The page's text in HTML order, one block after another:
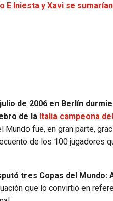
E Iniesta y Xavi se
de 2006 en Berlín
de la Italia campeona
fue, en gran parte,
de los 100 jugadores
tres Copas del Mundo:
que lo convirtió en